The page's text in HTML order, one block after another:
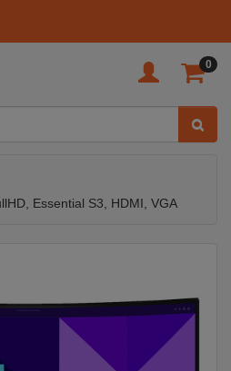
0
Essential S3, HDMI, VGA